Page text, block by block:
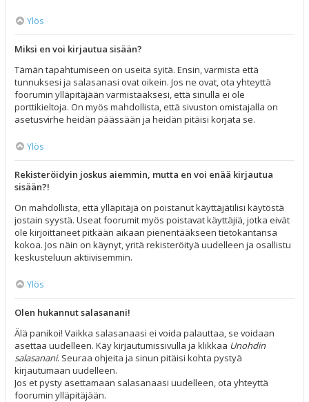
Ylös
Miksi en voi kirjautua sisään?
Tämän tapahtumiseen on useita syitä. Ensin, varmista että
tunnuksesi ja salasanasi ovat oikein. Jos ne ovat, ota yhteyttä
foorumin ylläpitäjään varmistaaksesi, että sinulla ei ole
porttikieltoja. On myös mahdollista, että sivuston omistajalla on
asetusvirhe heidän päässään ja heidän pitäisi korjata se.
Ylös
Rekisteröidyin joskus aiemmin, mutta en voi enää kirjautua
sisään?!
On mahdollista, että ylläpitäjä on poistanut käyttäjätilisi käytöstä
jostain syystä. Useat foorumit myös poistavat käyttäjiä, jotka eivät
ole kirjoittaneet pitkään aikaan pienentääkseen tietokantansa
kokoa. Jos näin on käynyt, yritä rekisteröityä uudelleen ja osallistu
keskusteluun aktiivisemmin.
Ylös
Olen hukannut salasanani!
Älä panikoi! Vaikka salasanaasi ei voida palauttaa, se voidaan
asettaa uudelleen. Käy kirjautumissivulla ja klikkaa Unohdin
salasanani. Seuraa ohjeita ja sinun pitäisi kohta pystyä
kirjautumaan uudelleen.
Jos et pysty asettamaan salasanaasi uudelleen, ota yhteyttä
foorumin ylläpitäjään.